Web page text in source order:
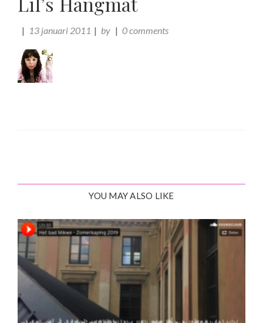
13 januari 2011 by 0 comments
YOU MAY ALSO LIKE